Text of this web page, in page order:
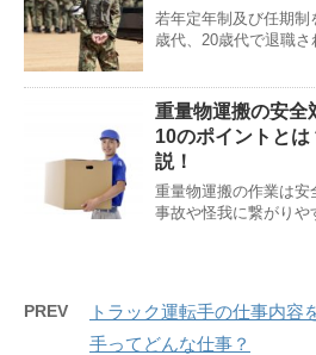
若年定年制及び任期
歳代、20歳代で退職さ
重量物運搬の安全
10のポイントと
説！
重量物運搬の作業は
事故や怪我に繋がりや
PREV
トラック運転手の仕事内容
手ってどんな仕事？